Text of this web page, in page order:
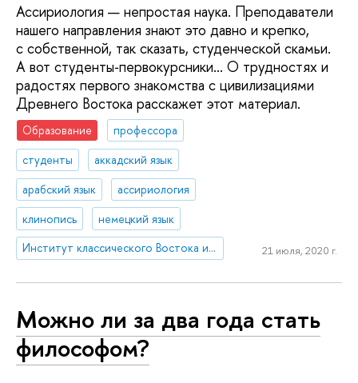
Ассириология — непростая наука. Преподаватели
нашего направления знают это давно и крепко,
с собственной, так сказать, студенческой скамьи.
А вот студенты‑первокурсники... О трудностях и
радостях первого знакомства с цивилизациями
Древнего Востока расскажет этот материал.
Образование
профессора
студенты
аккадский язык
арабский язык
ассириология
клинопись
немецкий язык
Институт классического Востока и античности
21 июля, 2020 г.
Можно ли за два года стать
философом?